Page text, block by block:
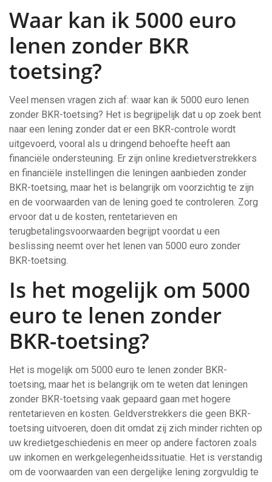
Waar kan ik 5000 euro
lenen zonder BKR
toetsing?
Veel mensen vragen zich af: waar kan ik 5000 euro lenen
zonder BKR-toetsing? Het is begrijpelijk dat u op zoek bent
naar een lening zonder dat er een BKR-controle wordt
uitgevoerd, vooral als u dringend behoefte heeft aan
financiële ondersteuning. Er zijn online kredietverstrekkers
en financiële instellingen die leningen aanbieden zonder
BKR-toetsing, maar het is belangrijk om voorzichtig te zijn
en de voorwaarden van de lening goed te controleren. Zorg
ervoor dat u de kosten, rentetarieven en
terugbetalingsvoorwaarden begrijpt voordat u een
beslissing neemt over het lenen van 5000 euro zonder
BKR-toetsing.
Is het mogelijk om 5000
euro te lenen zonder
BKR-toetsing?
Het is mogelijk om 5000 euro te lenen zonder BKR-
toetsing, maar het is belangrijk om te weten dat leningen
zonder BKR-toetsing vaak gepaard gaan met hogere
rentetarieven en kosten. Geldverstrekkers die geen BKR-
toetsing uitvoeren, doen dit omdat zij zich minder richten op
uw kredietgeschiedenis en meer op andere factoren zoals
uw inkomen en werkgelegenheidssituatie. Het is verstandig
om de voorwaarden van een dergelijke lening zorgvuldig te